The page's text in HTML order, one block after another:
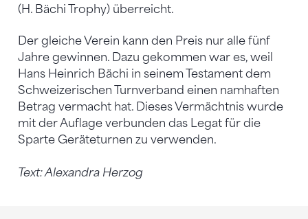
(H. Bächi Trophy) überreicht.
Der gleiche Verein kann den Preis nur alle fünf
Jahre gewinnen. Dazu gekommen war es, weil
Hans Heinrich Bächi in seinem Testament dem
Schweizerischen Turnverband einen namhaften
Betrag vermacht hat. Dieses Vermächtnis wurde
mit der Auflage verbunden das Legat für die
Sparte Geräteturnen zu verwenden.
Text: Alexandra Herzog